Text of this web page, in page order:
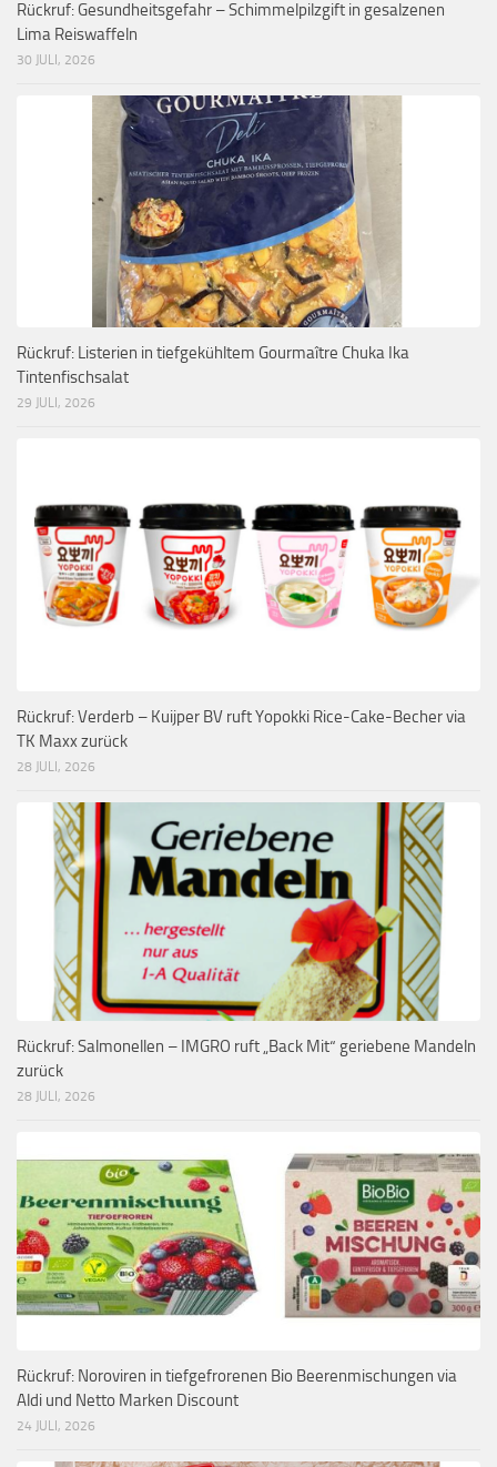
Rückruf: Gesundheitsgefahr – Schimmelpilzgift in gesalzenen
Lima Reiswaffeln
30 JULI, 2026
Rückruf: Listerien in tiefgekühltem Gourmaître Chuka Ika
Tintenfischsalat
29 JULI, 2026
Rückruf: Verderb – Kuijper BV ruft Yopokki Rice-Cake-Becher via
TK Maxx zurück
28 JULI, 2026
Rückruf: Salmonellen – IMGRO ruft „Back Mit“ geriebene Mandeln
zurück
28 JULI, 2026
Rückruf: Noroviren in tiefgefrorenen Bio Beerenmischungen via
Aldi und Netto Marken Discount
24 JULI, 2026